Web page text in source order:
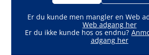
Er du kunde men mangler en Web
Web adgang her
Er du ikke kunde hos os endnu?
adgang her